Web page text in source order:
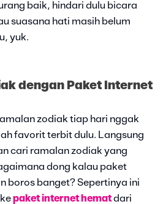
baik, hindari dulu bicara
suasana hati masih belum
yuk.
dengan Paket Internet
zodiak tiap hari nggak
favorit terbit dulu. Langsung
cari ramalan zodiak yang
dong kalau paket
boros banget? Sepertinya ini
paket internet hematdari